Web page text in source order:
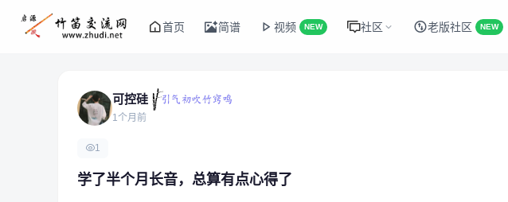
首页 简谱 视频 NEW 社区 老版社区 NEW
可控硅
1个月前
1
学了半个月长音，总算有点心得了